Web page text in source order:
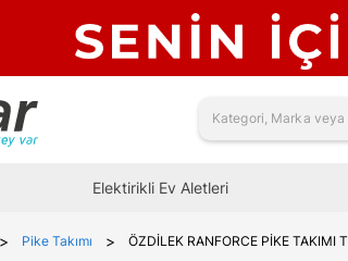
Elektirikli Ev Aletleri
> Pike Takımı > ÖZDİLEK RANFORCE PİKE TAKIMI